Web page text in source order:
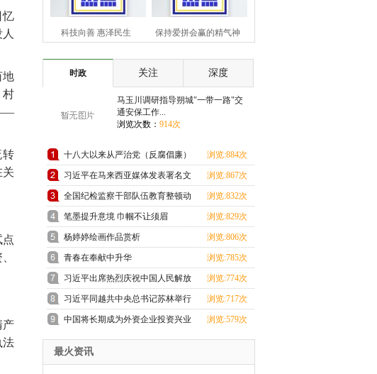
地
村
转
关
产
法
科技向善 惠泽民生 保持爱拼会赢的精气神
时政 关注 深度
马玉川调研指导朔城"一带一路"交
通安保工作...
浏览次数： 914次
十八大以来从严治党（反腐倡廉）
群众满意度大幅提升
浏览:884次
习近平在马来西亚媒体发表署名文
章
浏览:867次
全国纪检监察干部队伍教育整顿动
员部署会议召开
浏览:832次
笔墨提升意境 巾帼不让须眉 浏览:829次
杨婷婷绘画作品赏析 浏览:806次
青春在奉献中升华 浏览:785次
习近平出席热烈庆祝中国人民解放
军建军95周年招待会
浏览:774次
习近平同越共中央总书记苏林举行
会谈
浏览:717次
中国将长期成为外资企业投资兴业
的沃土
浏览:579次
最火资讯